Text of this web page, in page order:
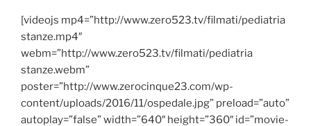
[videojs mp4=”http://www.zero523.tv/filmati/pediatria
stanze.mp4″
webm=”http://www.zero523.tv/filmati/pediatria
stanze.webm”
poster=”http://www.zerocinque23.com/wp-
content/uploads/2016/11/ospedale.jpg” preload=”auto”
autoplay=”false” width=”640″ height=”360″ id=”movie-